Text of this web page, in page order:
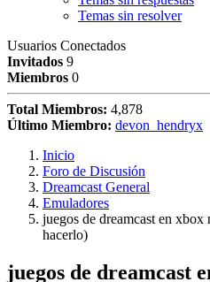
Temas sin resolver
Usuarios Conectados
Invitados 9
Miembros 0
Total Miembros: 4,878
Último Miembro: devon_hendryx
Inicio
Foro de Discusión
Dreamcast General
Emuladores
juegos de dreamcast en
hacerlo)
juegos de dreamcast